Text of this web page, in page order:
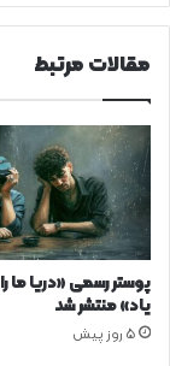
مقالات مرتبط
پوستر رسمی «دریا ما
یاد» منتشر شد
5 روز پیش